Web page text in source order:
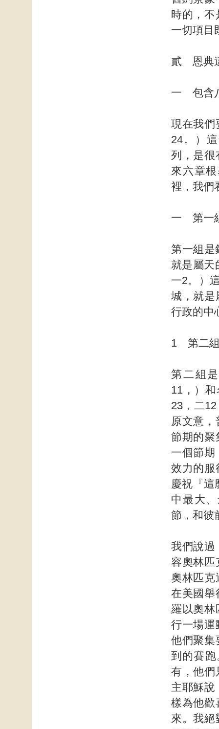
時的，不
一切項目
貳 恩典
一 包含
現在我們
24。）
列，是很
來六章
裡，我們
一 第一
第一組是
就是屬天
一2。）
城，就是
行政的中
1 第二
第二組
11，）
23，二
原文意
節期的聚
一個節期
效力的服
慶祝『這
中最大
節，和彼
我們說過
容奧林匹
奧林匹克
在美國舉
羅以奧林
行一場運
他們聚集
到的賽
有，他們
主耶穌說
樣為他歡
來。我絕